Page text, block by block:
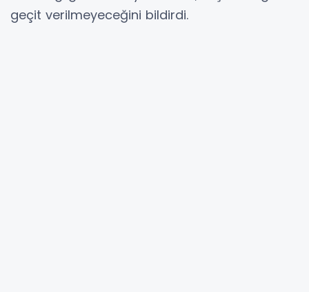
geçit verilmeyeceğini bildirdi.